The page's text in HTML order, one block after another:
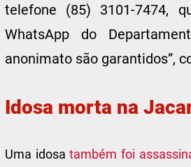
telefone (85) 3101-7474,
WhatsApp do
anonimato são garantidos”,
Idosa morta na
Uma idosatambém foi